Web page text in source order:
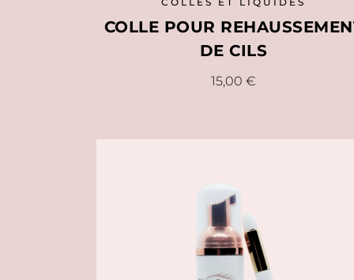
COLLE POUR
DE CILS
15,00 €